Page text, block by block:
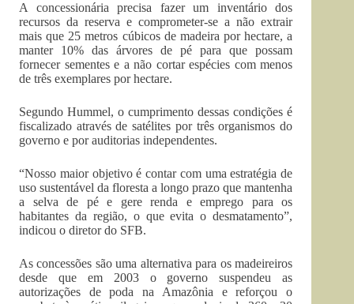
A concessionária precisa fazer um inventário dos
recursos da reserva e comprometer-se a não extrair
mais que 25 metros cúbicos de madeira por hectare, a
manter 10% das árvores de pé para que possam
fornecer sementes e a não cortar espécies com menos
de três exemplares por hectare.
Segundo Hummel, o cumprimento dessas condições é
fiscalizado através de satélites por três organismos do
governo e por auditorias independentes.
“Nosso maior objetivo é contar com uma estratégia de
uso sustentável da floresta a longo prazo que mantenha
a selva de pé e gere renda e emprego para os
habitantes da região, o que evita o desmatamento”,
indicou o diretor do SFB.
As concessões são uma alternativa para os madeireiros
desde que em 2003 o governo suspendeu as
autorizações de poda na Amazônia e reforçou o